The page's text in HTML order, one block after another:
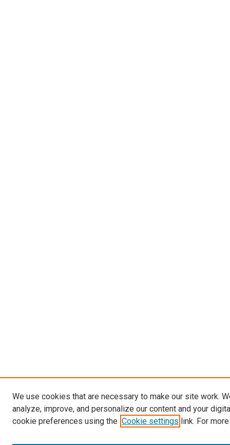
We use cookies that are necessary to make our site work.
analyze, improve, and personalize our content and your
cookie preferences using the Cookie settings link. For